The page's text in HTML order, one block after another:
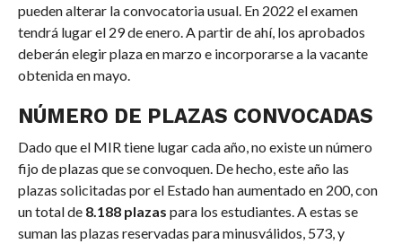
pueden alterar la convocatoria usual. En 2022 el examen
tendrá lugar el 29 de enero. A partir de ahí, los aprobados
deberán elegir plaza en marzo e incorporarse a la vacante
obtenida en mayo.
NÚMERO DE PLAZAS CONVOCADAS
Dado que el MIR tiene lugar cada año, no existe un número
fijo de plazas que se convoquen. De hecho, este año las
plazas solicitadas por el Estado han aumentado en 200, con
un total de 8.188 plazas para los estudiantes. A estas se
suman las plazas reservadas para minusválidos, 573, y